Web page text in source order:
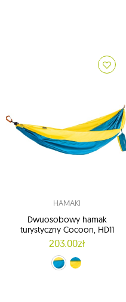
HAMAKI
Dwuosobowy hamak
turystyczny Cocoon, HD11
203.00zł
niebiesko-żółty (HD115)
żółty (HD116)